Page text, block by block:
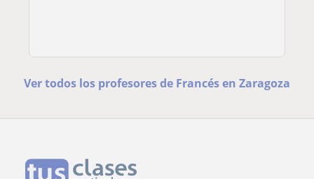
Ver todos los profesores de Francés en Zaragoza